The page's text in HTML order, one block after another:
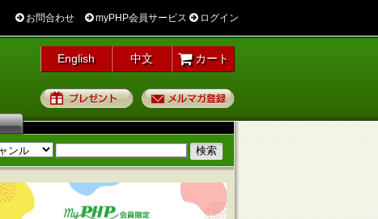
お問合わせ myPHP会員サービス ログイン
English 中文 カート
プレゼント